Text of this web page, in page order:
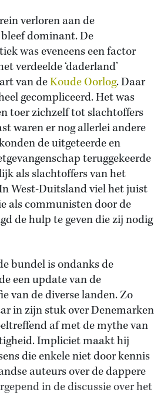
verloren aan de
dominant. De
was eveneens een factor
verdeelde ‘daderland’
van deKoude Oorlog. Daar
gecompliceerd. Het was
toer zichzelf tot slachtoffers
waren er nog allerlei andere
de uitgeteerde en
teruggekeerde
als slachtoffers van het
West-Duitsland viel het juist
als communisten door de
de hulp te geven die zij nodig
bundel is ondanks de
een update van de
van de diverse landen. Zo
in zijn stuk over Denemarken
af met de mythe van
Impliciet maakt hij
die enkele niet door kennis
auteurs over de dappere
in de discussie over het